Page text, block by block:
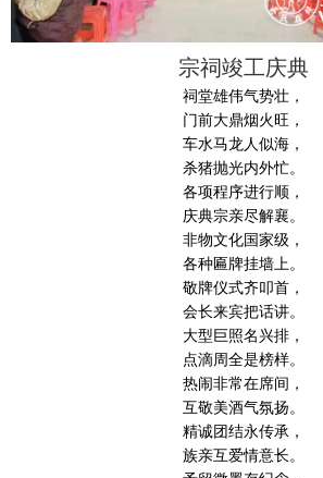
宗祠竣工庆典
祠堂雄伟气势壮，
门前大鼎烟火旺，
车水马龙人似海，
杀猪抛光内外忙。
各项程序进行顺，
庆典宗亲尽解襄。
非物文化国家级，
各种匾牌挂墙上。
敬牌仪式齐叩首，
会长来宾把话讲。
大型巨照名兴排，
点滴周全是榜样。
热闹非常在席间，
互敬美酒气氛扬。
精诚团结永传承，
族亲互爱情意长。